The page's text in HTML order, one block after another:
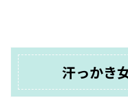
汗っかき